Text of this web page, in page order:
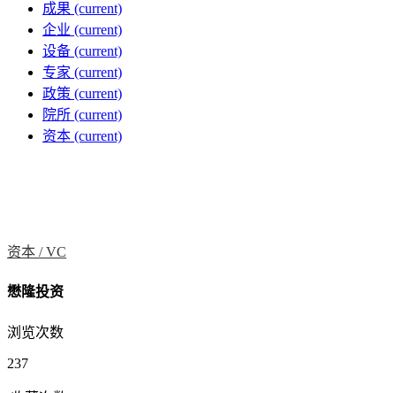
成果 (current)
企业 (current)
设备 (current)
专家 (current)
政策 (current)
院所 (current)
资本 (current)
资本 /VC
懋隆投资
浏览次数
237